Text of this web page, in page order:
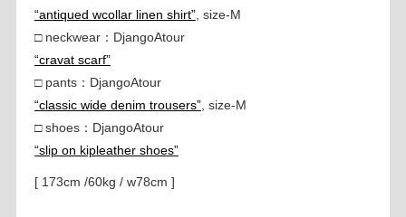
“antiqued wcollar linen shirt”, size-M
□ neckwear：DjangoAtour
“cravat scarf”
□ pants：DjangoAtour
“classic wide denim trousers”, size-M
□ shoes：DjangoAtour
“slip on kipleather shoes”
[ 173cm /60kg / w78cm ]